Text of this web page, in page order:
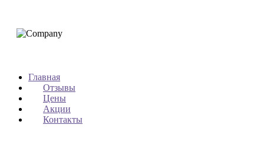
Главная
Отзывы
Цены
Акции
Контакты